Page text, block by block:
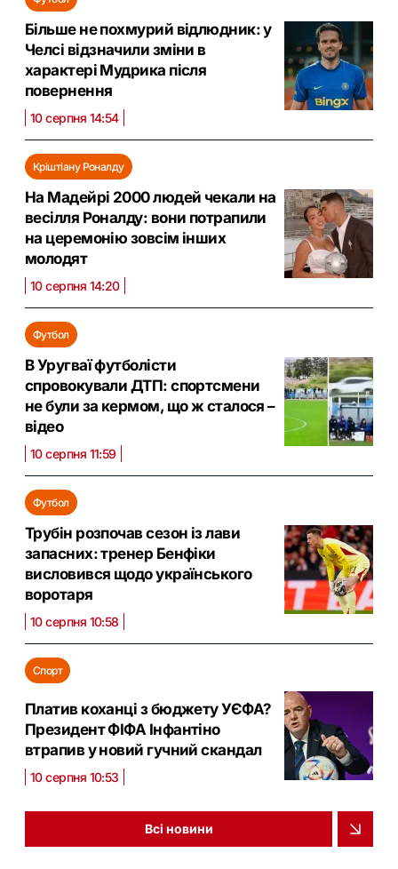
Більше не похмурий відлюдник: у
Челсі відзначили зміни в
характері Мудрика після
повернення
10 серпня 14:54
Кріштіану Роналду
На Мадейрі 2000 людей чекали на
весілля Роналду: вони потрапили
на церемонію зовсім інших
молодят
10 серпня 14:20
Футбол
В Уругваї футболісти
спровокували ДТП: спортсмени
не були за кермом, що ж сталося –
відео
10 серпня 11:59
Футбол
Трубін розпочав сезон із лави
запасних: тренер Бенфіки
висловився щодо українського
воротаря
10 серпня 10:58
Спорт
Платив коханці з бюджету УЄФА?
Президент ФІФА Інфантіно
втрапив у новий гучний скандал
10 серпня 10:53
Всі новини